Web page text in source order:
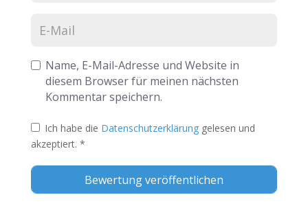
Name, E-Mail-Adresse und Website in
diesem Browser für meinen nächsten
Kommentar speichern.
Ich habe die Datenschutzerklärung gelesen und
akzeptiert. *